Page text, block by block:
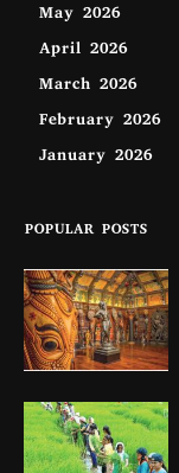
May 2026
April 2026
March 2026
February 2026
January 2026
POPULAR POSTS